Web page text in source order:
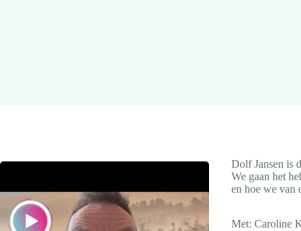
Dolf Jansen is
We gaan het
en hoe we van
Met: Caroline